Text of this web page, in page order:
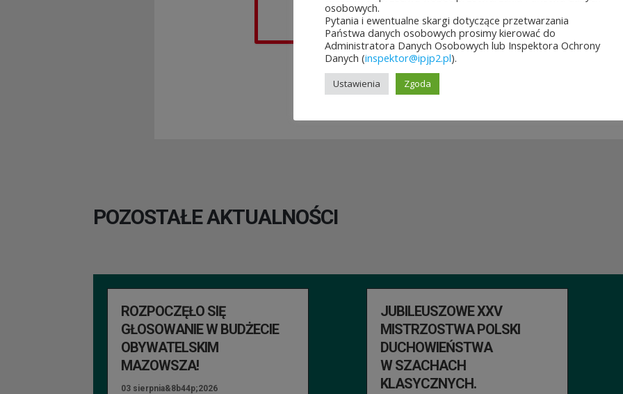
POZOSTAŁE AKTUALNOŚCI
ROZPOCZĘŁO SIĘ
GŁOSOWANIE W BUDŻECIE
OBYWATELSKIM
MAZOWSZA!
03 sierpnia&8b44p;2026
JUBILEUSZOWE XXV
MISTRZOSTWA POLSKI
DUCHOWIEŃSTWA
W SZACHACH
KLASYCZNYCH.
osobowych.
Pytania i ewentualne skargi dotyczące przetwarzania
Państwa danych osobowych prosimy kierować do
Administratora Danych Osobowych lub Inspektora Ochrony
Danych (inspektor@ipjp2.pl).
Ustawienia Zgoda